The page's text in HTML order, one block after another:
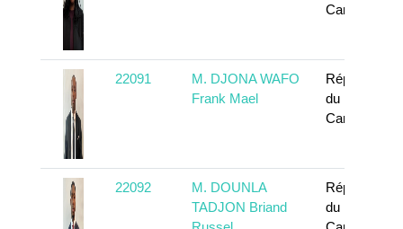
Cameroun
22091
M. DJONA WAFO
Frank Mael
République
du
Cameroun
22092
M. DOUNLA
TADJON Briand
République
du